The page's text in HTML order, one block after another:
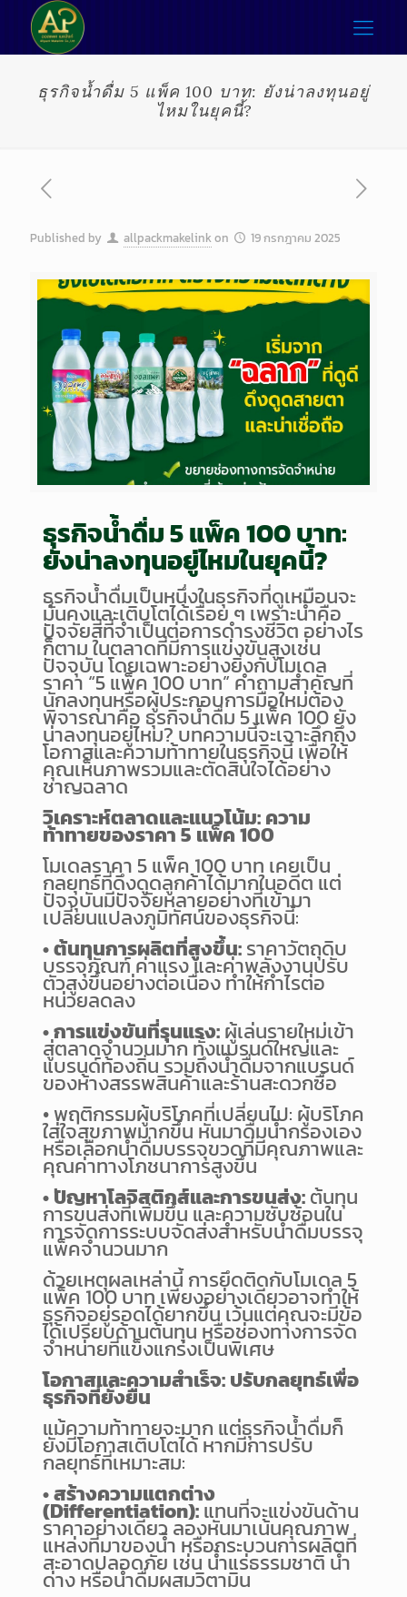
ธุรกิจน้ำดื่ม 5 แพ็ค 100 บาท: ยังน่าลงทุนอยู่
ไหมในยุคนี้?
Published by allpackmakelink on 19 กรกฎาคม 2025
ธุรกิจน้ำดื่ม 5 แพ็ค 100 บาท:
ยังน่าลงทุนอยู่ไหมในยุคนี้?
ธุรกิจน้ำดื่มเป็นหนึ่งในธุรกิจที่ดูเหมือนจะ
มั่นคงและเติบโตได้เรื่อย ๆ เพราะน้ำคือ
ปัจจัยสี่ที่จำเป็นต่อการดำรงชีวิต อย่างไร
ก็ตาม ในตลาดที่มีการแข่งขันสูงเช่น
ปัจจุบัน โดยเฉพาะอย่างยิ่งกับโมเดล
ราคา “5 แพ็ค 100 บาท” คำถามสำคัญที่
นักลงทุนหรือผู้ประกอบการมือใหม่ต้อง
พิจารณาคือ ธุรกิจน้ำดื่ม 5 แพ็ค 100 ยัง
น่าลงทุนอยู่ไหม? บทความนี้จะเจาะลึกถึง
โอกาสและความท้าทายในธุรกิจนี้ เพื่อให้
คุณเห็นภาพรวมและตัดสินใจได้อย่าง
ชาญฉลาด
วิเคราะห์ตลาดและแนวโน้ม: ความ
ท้าทายของราคา 5 แพ็ค 100
โมเดลราคา 5 แพ็ค 100 บาท เคยเป็น
กลยุทธ์ที่ดึงดูดลูกค้าได้มากในอดีต แต่
ปัจจุบันมีปัจจัยหลายอย่างที่เข้ามา
เปลี่ยนแปลงภูมิทัศน์ของธุรกิจนี้:
• ต้นทุนการผลิตที่สูงขึ้น:ราคาวัตถุดิบ
บรรจุภัณฑ์ ค่าแรง และค่าพลังงานปรับ
ตัวสูงขึ้นอย่างต่อเนื่อง ทำให้กำไรต่อ
หน่วยลดลง
• การแข่งขันที่รุนแรง:ผู้เล่นรายใหม่เข้า
สู่ตลาดจำนวนมาก ทั้งแบรนด์ใหญ่และ
แบรนด์ท้องถิ่น รวมถึงน้ำดื่มจากแบรนด์
ของห้างสรรพสินค้าและร้านสะดวกซื้อ
• พฤติกรรมผู้บริโภคที่เปลี่ยนไป: ผู้บริโภค
ใส่ใจสุขภาพมากขึ้น หันมาดื่มน้ำกรองเอง
หรือเลือกน้ำดื่มบรรจุขวดที่มีคุณภาพและ
คุณค่าทางโภชนาการสูงขึ้น
• ปัญหาโลจิสติกส์และการขนส่ง:ต้นทุน
การขนส่งที่เพิ่มขึ้น และความซับซ้อนใน
การจัดการระบบจัดส่งสำหรับน้ำดื่มบรรจุ
แพ็คจำนวนมาก
ด้วยเหตุผลเหล่านี้ การยึดติดกับโมเดล 5
แพ็ค 100 บาท เพียงอย่างเดียวอาจทำให้
ธุรกิจอยู่รอดได้ยากขึ้น เว้นแต่คุณจะมีข้อ
ได้เปรียบด้านต้นทุน หรือช่องทางการจัด
จำหน่ายที่แข็งแกร่งเป็นพิเศษ
โอกาสและความสำเร็จ: ปรับกลยุทธ์เพื่อ
ธุรกิจที่ยั่งยืน
แม้ความท้าทายจะมาก แต่ธุรกิจน้ำดื่มก็
ยังมีโอกาสเติบโตได้ หากมีการปรับ
กลยุทธ์ที่เหมาะสม:
• สร้างความแตกต่าง
(Differentiation):แทนที่จะแข่งขันด้าน
ราคาอย่างเดียว ลองหันมาเน้นคุณภาพ
แหล่งที่มาของน้ำ หรือกระบวนการผลิตที่
สะอาดปลอดภัย เช่น น้ำแร่ธรรมชาติ น้ำ
ด่าง หรือน้ำดื่มผสมวิตามิน